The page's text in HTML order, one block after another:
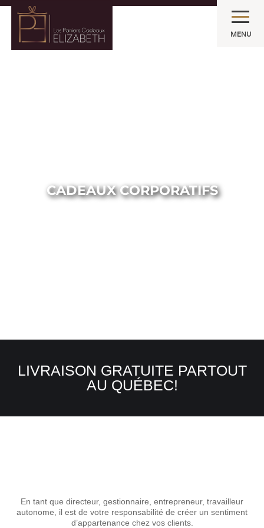
CADEAUX CORPORATIFS
MENU
LIVRAISON GRATUITE PARTOUT
AU QUÉBEC!
En tant que directeur, gestionnaire, entrepreneur, travailleur
autonome, il est de votre responsabilité de créer un sentiment
d’appartenance chez vos clients.